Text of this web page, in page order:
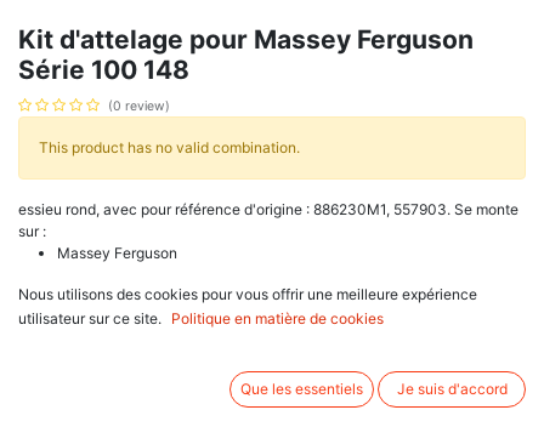
Kit d'attelage pour Massey Ferguson
Série 100 148
(0 review)
This product has no valid combination.
essieu rond, avec pour référence d'origine : 886230M1, 557903. Se monte
sur :
Massey Ferguson
135, 148, 165
200 Series
Associez d'autres produits:
Nous utilisons des cookies pour vous offrir une meilleure expérience
utilisateur sur ce site.
Politique en matière de cookies
Que les essentiels Je suis d'accord